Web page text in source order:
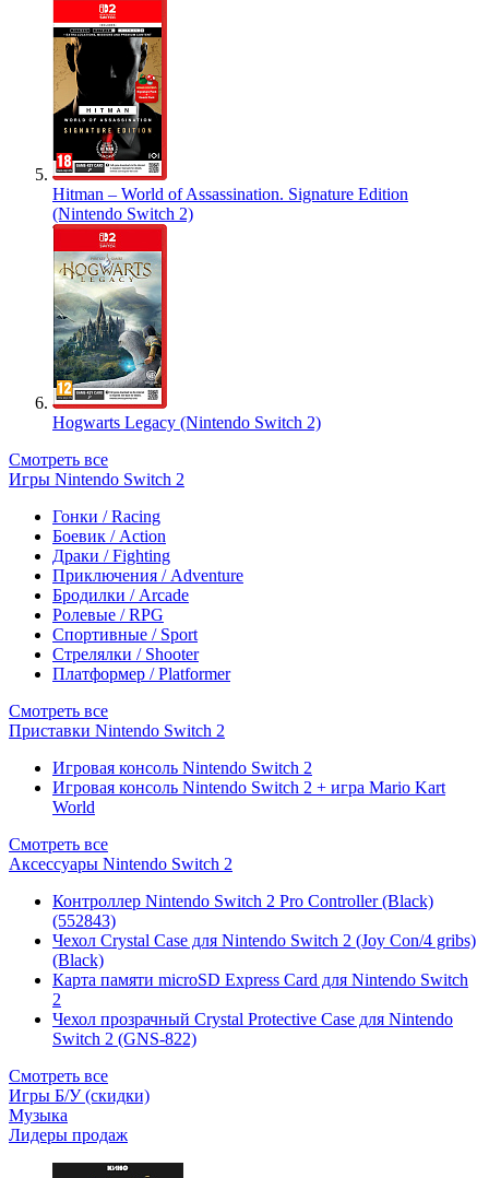
Hitman – World of Assassination. Signature Edition
(Nintendo Switch 2)
Hogwarts Legacy (Nintendo Switch 2)
Смотреть все
Игры Nintendo Switch 2
Гонки / Racing
Боевик / Action
Драки / Fighting
Приключения / Adventure
Бродилки / Arcade
Ролевые / RPG
Спортивные / Sport
Стрелялки / Shooter
Платформер / Platformer
Смотреть все
Приставки Nintendo Switch 2
Игровая консоль Nintendo Switch 2
Игровая консоль Nintendo Switch 2 + игра Mario Kart
World
Смотреть все
Аксессуары Nintendo Switch 2
Контроллер Nintendo Switch 2 Pro Controller (Black)
(552843)
Чехол Сrystal Сase для Nintendo Switch 2 (Joy Con/4 gribs)
(Black)
Карта памяти microSD Express Card для Nintendo Switch
2
Чехол прозрачный Crystal Protective Case для Nintendo
Switch 2 (GNS-822)
Смотреть все
Игры Б/У (скидки)
Музыка
Лидеры продаж